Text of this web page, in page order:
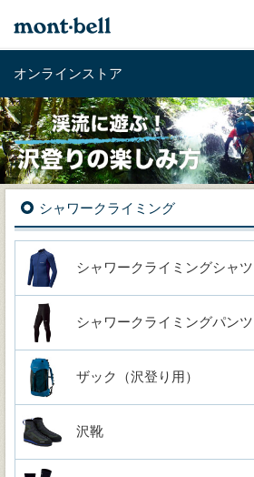
オンラインストア
シャワークライミング
シャワークライミングシャツ
シャワークライミングパンツ
ザック（沢登り用）
沢靴